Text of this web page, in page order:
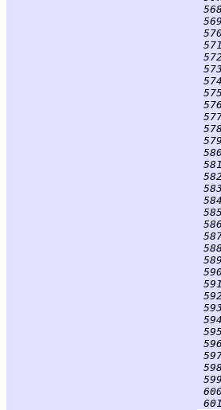
568
569
571
572
573
574
575
576
578
579
581
582
583
584
585
586
588
589
591
592
593
594
595
596
598
599
601